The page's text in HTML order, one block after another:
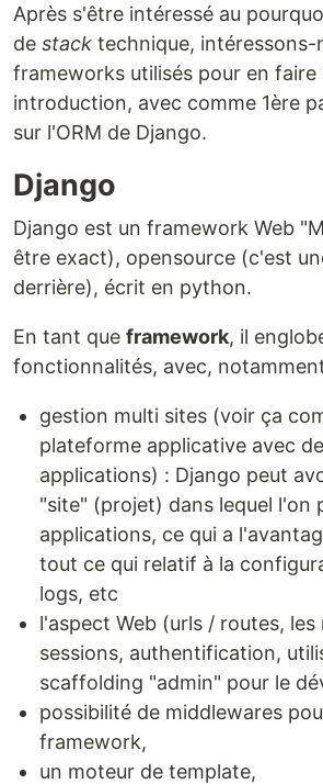
Après s'être intéressé au
de stack technique, intéressons-
frameworks utilisés pour en faire
introduction, avec comme 1ère
sur l'ORM de Django.
Django
Django est un framework Web
être exact), opensource (c'est
derrière), écrit en python.
En tant que framework, il
fonctionnalités, avec,
gestion multi sites (voir ça
plateforme applicative avec
applications) : Django peut
"site" (projet) dans lequel l'on
applications, ce qui a
tout ce qui relatif à la
logs, etc
l'aspect Web (urls / routes, les
sessions, authentification,
scaffolding "admin" pour le
possibilité de middlewares
framework,
un moteur de template,